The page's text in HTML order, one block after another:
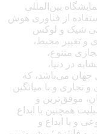
بین‌المللی
از فناوری هوش
شیک و لوکس
و تغییر محیط،
متنوع،
در دنیا،
جهان می‌باشد، که
نمایشگاه هنری و تجاری و با میانگین
موفق‌ترین و
همچنین با ابداع
و با ابداع و